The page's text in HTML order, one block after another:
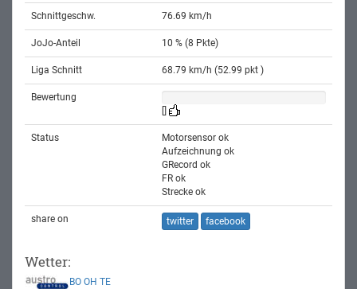
Schnittgeschw. 76.69 km/h
JoJo-Anteil 10 % (8 Pkte)
Liga Schnitt 68.79 km/h (52.99 pkt )
Bewertung
Status
Motorsensor ok
Aufzeichnung ok
GRecord ok
FR ok
Strecke ok
share on twitter facebook
Wetter:
BO OH TE